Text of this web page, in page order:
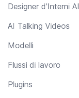
Designer d'Interni AI
AI Talking Videos
Modelli
Flussi di lavoro
Plugins